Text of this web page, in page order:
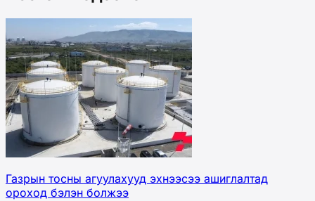
Газрын тосны агуулахууд эхнээсээ ашиглалтад
ороход бэлэн болжээ